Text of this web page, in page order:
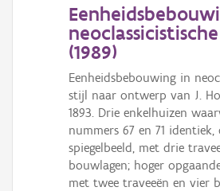
(1989)
Eenheidsbebouwing in
stijl naar ontwerp van J.
1893. Drie enkelhuizen
nummers 67 en 71
spiegelbeeld, met drie
bouwlagen; hoger
met twee traveeën en vier